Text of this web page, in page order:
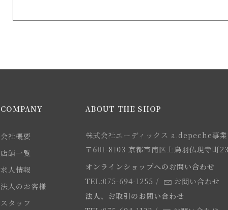
COMPANY
会社概要
店舗一覧
求人情報
法人のお客様
スタッフ
ABOUT THE SHOP
株式会社エーディックス a.depeche事業
〒601-8103 京都市南区上鳥羽仏現寺町
オンラインショップへのお問い合わせ
TEL:075-694-1255 /
お問い合わせ
法人、お取引のお問い合わせ